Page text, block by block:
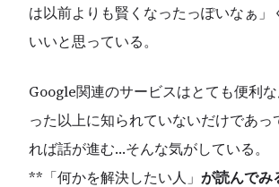
は以前よりも賢くなったっぽいなぁ」
いいと思っている。
Google関連のサービスはとても便利
った以上に知られていないだけであっ
れば話が進む…そんな気がしている。
**「何かを解決したい人」 が読んでみ